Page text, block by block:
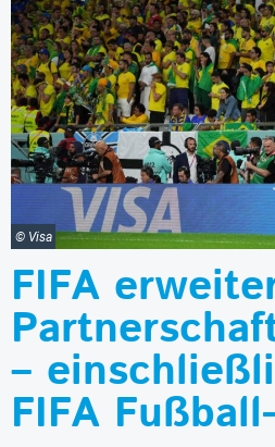
© Visa
FIFA
–
FIFA